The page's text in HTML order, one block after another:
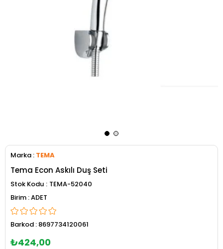
Marka : TEMA
Tema Econ Askılı Duş Seti
Stok Kodu
TEMA-52040
ADET
Barkod : 8697734120061
₺424,00